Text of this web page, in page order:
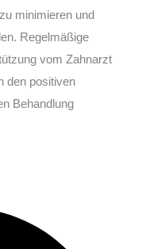
minimieren und
Regelmäßige
vom Zahnarzt
den positiven
Behandlung